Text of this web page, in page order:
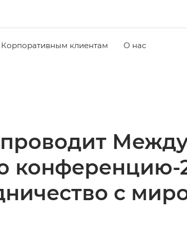
Корпоративным клиентам О нас
проводит
конференцию-
с